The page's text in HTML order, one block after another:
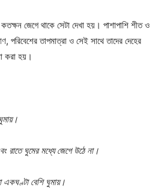
জেগে থাকে সেটা দেখা হয়। পাশাপাশি শীত ও
পরিবেশের তাপমাত্রা ও সেই সাথে তাদের দেহের
করা হয়।
রাতে ঘুমের মধ্যে জেগে উঠে না।
একঘণ্টা বেশি ঘুমায়।